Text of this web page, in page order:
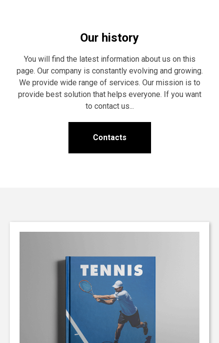
Our history
You will find the latest information about us on this
page. Our company is constantly evolving and growing.
We provide wide range of services. Our mission is to
provide best solution that helps everyone. If you want
to contact us...
Contacts